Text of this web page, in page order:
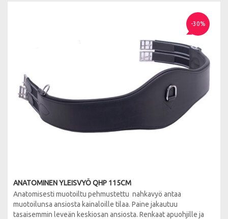
-30%
ANATOMINEN YLEISVYÖ QHP 115CM
Anatomisesti muotoiltu pehmustettu nahkavyö antaa
muotoilunsa ansiosta kainaloille tilaa. Paine jakautuu
tasaisemmin leveän keskiosan ansiosta. Renkaat apuohjille ja